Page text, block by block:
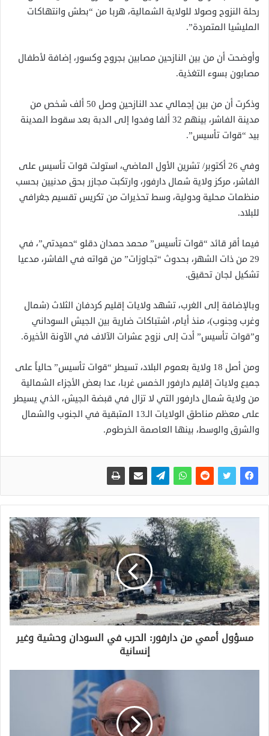
رحلة النزوح وصولا للولاية الشمالية، هربا من “بطش وانتهاكات
المليشيا المتمردة”.
وأوضحت أن من بين النازحين مصابين بجروح وكسور، إضافة لأطفال
مصابون بسوء التغذية.
وذكرت أن من بين إجمالي عدد النازحين وصل 50 ألف شخص من
مدينة الفاشر، بينهم 32 ألفا وفدوا إلى الدبة بعد سقوط المدينة
بيد “قوات تأسيس”.
وفي 26 أكتوبر/ تشرين الأول الماضي، استولت قوات تأسيس على
الفاشر، مركز ولاية شمال دارفور، وارتكبت مجازر بحق مدنيين بحسب
منظمات محلية ودولية، وسط تحذيرات من تكريس تقسيم جغرافي
للبلاد.
فيما أقر قائد “قوات تأسيس” محمد حمدان دقلو “حميدتي”، في
29 من ذات الشهر، بحدوث “تجاوزات” من قواته في الفاشر، مدعيا
تشكيل لجان تحقيق.
وبالإضافة إلى الغرب، تشهد ولايات إقليم كردفان الثلاث (شمال
وغرب وجنوب)، منذ أيام، اشتباكات ضارية بين الجيش السوداني
و”قوات تأسيس” أدت إلى نزوح عشرات الآلاف في الآونة الأخيرة.
ومن أصل 18 ولاية بعموم البلاد، تسيطر “قوات تأسيس” حالياً على
جميع ولايات إقليم دارفور الخمس غربا، عدا بعض الأجزاء الشمالية
من ولاية شمال دارفور التي لا تزال في قبضة الجيش، الذي يسيطر
على معظم مناطق الولايات الـ13 المتبقية في الجنوب والشمال
والشرق والوسط، بينها العاصمة الخرطوم.
مسؤول أممي من دارفور: الحرب في السودان وحشية وغير
إنسانية